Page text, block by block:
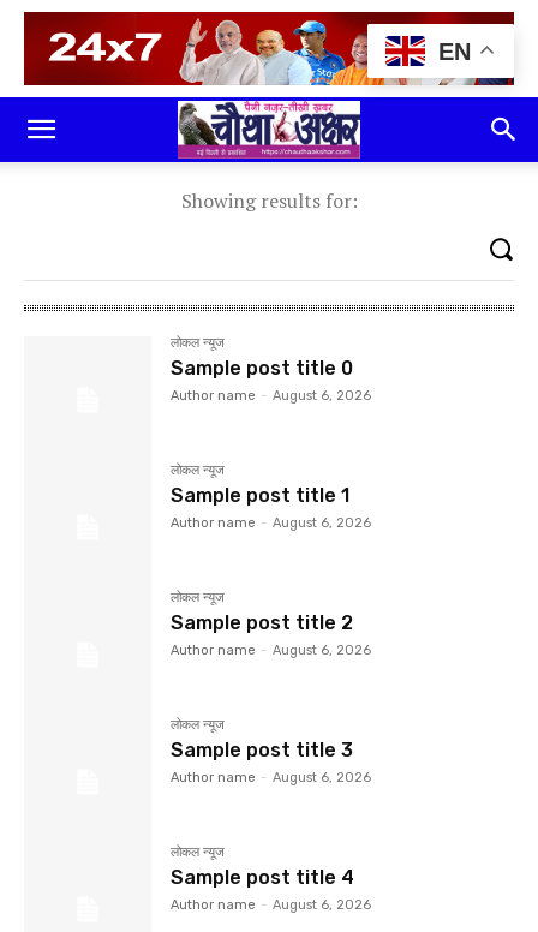
Showing results for:
लोकल न्यूज
Sample post title 0
Author name - August 6, 2026
लोकल न्यूज
Sample post title 1
Author name - August 6, 2026
लोकल न्यूज
Sample post title 2
Author name - August 6, 2026
लोकल न्यूज
Sample post title 3
Author name - August 6, 2026
लोकल न्यूज
Sample post title 4
Author name - August 6, 2026
EN